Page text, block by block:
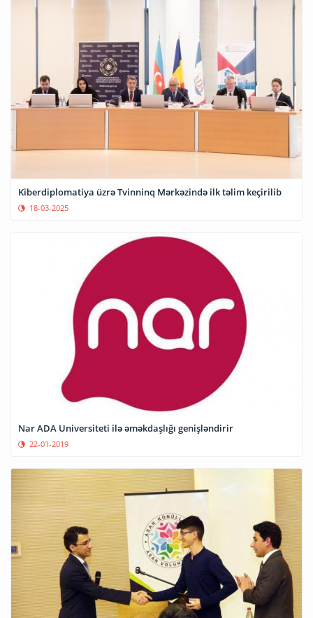
Kiberdiplomatiya üzrə Tvinninq Mərkəzində ilk təlim keçirilib
18-03-2025
Nar ADA Universiteti ilə əməkdaşlığı genişləndirir
22-01-2019